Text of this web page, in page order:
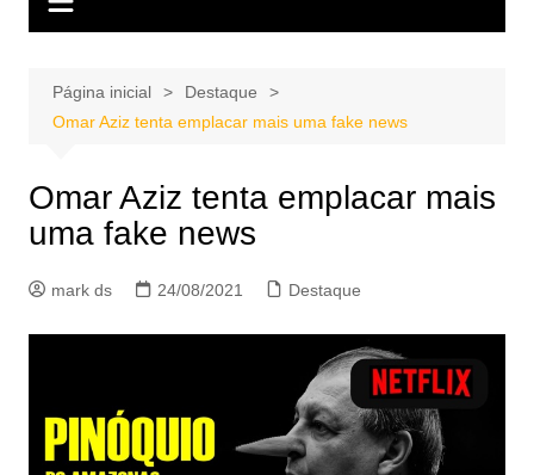
Página inicial
Destaque
Omar Aziz tenta emplacar mais uma fake news
Omar Aziz tenta emplacar mais
uma fake news
mark ds 24/08/2021 Destaque